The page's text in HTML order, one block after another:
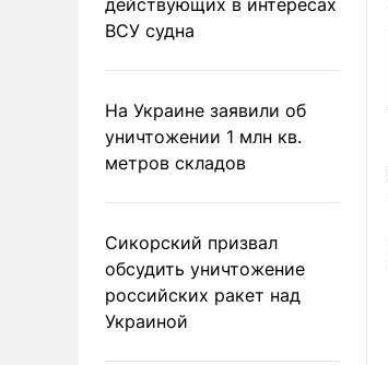
ВСУ судна
На Украине заявили об
уничтожении 1 млн кв.
метров складов
Сикорский призвал
обсудить уничтожение
российских ракет над
Украиной